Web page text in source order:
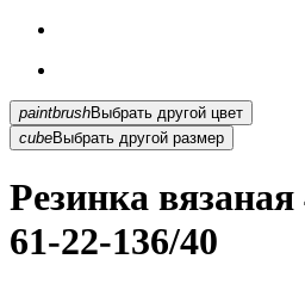
paintbrush
Выбрать другой цвет
cubeВыбрать другой размер
Резинка
61-22-136/40